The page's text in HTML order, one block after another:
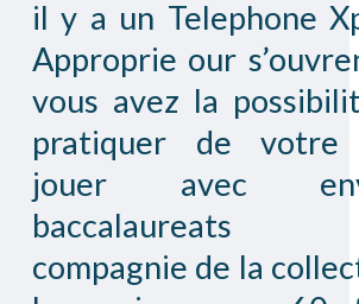
il y a un Telephone
Approprie our
vous avez la
pratiquer de votre
jouer avec
compagnie de la